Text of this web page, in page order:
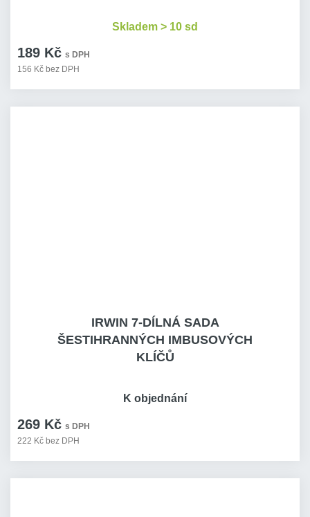
189 Kč s DPH
156 Kč bez DPH
Skladem > 10 sd
IRWIN 7-DÍLNÁ SADA
ŠESTIHRANNÝCH IMBUSOVÝCH
KLÍČŮ
269 Kč s DPH
222 Kč bez DPH
K objednání